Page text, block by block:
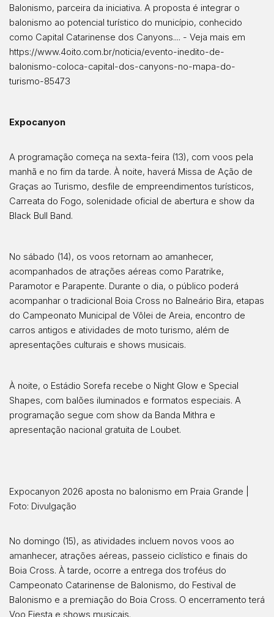
Balonismo, parceira da iniciativa. A proposta é integrar o
balonismo ao potencial turístico do município, conhecido
como Capital Catarinense dos Canyons.... - Veja mais em
https://www.4oito.com.br/noticia/evento-inedito-de-
balonismo-coloca-capital-dos-canyons-no-mapa-do-
turismo-85473
Expocanyon
A programação começa na sexta-feira (13), com voos pela
manhã e no fim da tarde. À noite, haverá Missa de Ação de
Graças ao Turismo, desfile de empreendimentos turísticos,
Carreata do Fogo, solenidade oficial de abertura e show da
Black Bull Band.
No sábado (14), os voos retornam ao amanhecer,
acompanhados de atrações aéreas como Paratrike,
Paramotor e Parapente. Durante o dia, o público poderá
acompanhar o tradicional Boia Cross no Balneário Bira, etapas
do Campeonato Municipal de Vôlei de Areia, encontro de
carros antigos e atividades de moto turismo, além de
apresentações culturais e shows musicais.
À noite, o Estádio Sorefa recebe o Night Glow e Special
Shapes, com balões iluminados e formatos especiais. A
programação segue com show da Banda Mithra e
apresentação nacional gratuita de Loubet.
Expocanyon 2026 aposta no balonismo em Praia Grande |
Foto: Divulgação
No domingo (15), as atividades incluem novos voos ao
amanhecer, atrações aéreas, passeio ciclístico e finais do
Boia Cross. À tarde, ocorre a entrega dos troféus do
Campeonato Catarinense de Balonismo, do Festival de
Balonismo e a premiação do Boia Cross. O encerramento terá
Voo Fiesta e shows musicais.